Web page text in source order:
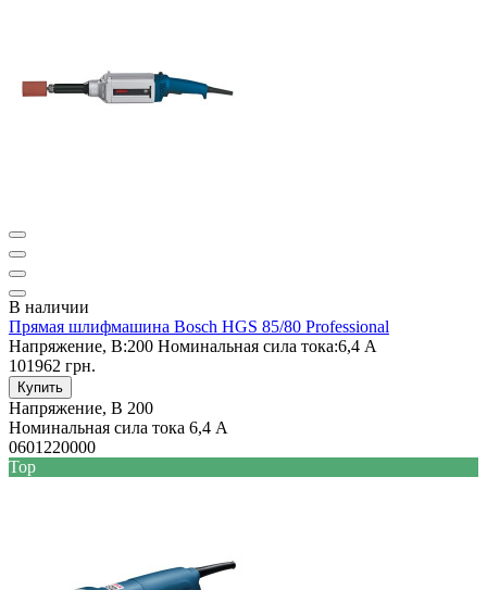
В наличии
Прямая шлифмашина Bosch HGS 85/80 Professional
Напряжение, В:200 Номинальная сила тока:6,4 А
101962 грн.
Купить
Напряжение, В 200
Номинальная сила тока 6,4 А
0601220000
Top